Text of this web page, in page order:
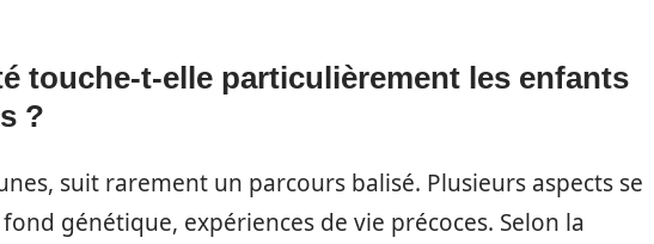
touche-t-elle particulièrement les enfants
?
suit rarement un parcours balisé. Plusieurs aspects se
génétique, expériences de vie précoces. Selon la